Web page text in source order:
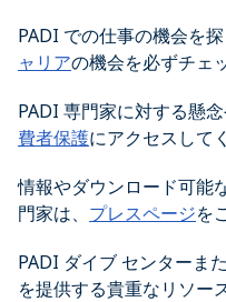
PADI での仕事の機会を探
ャリアの機会を必ずチェ
PADI 専門家に対する懸
費者保護にアクセスして
情報やダウンロード可能
門家は、 プレスページを
PADI ダイブ センターま
を提供する貴重なリソー